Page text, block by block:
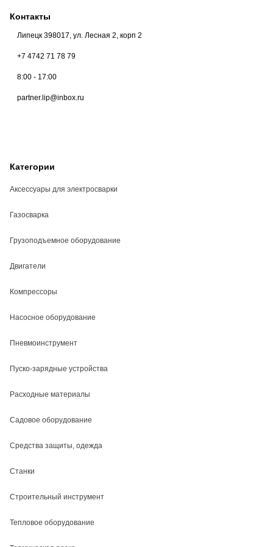
Контакты
Липецк 398017, ул. Лесная 2, корп 2
+7 4742 71 78 79
8:00 - 17:00
partner.lip@inbox.ru
Категории
Аксессуары для электросварки
Газосварка
Грузоподъемное оборудование
Двигатели
Компрессоры
Насосное оборудование
Пневмоинструмент
Пуско-зарядные устройства
Расходные материалы
Садовое оборудование
Средства защиты, одежда
Станки
Строительный инструмент
Тепловое оборудование